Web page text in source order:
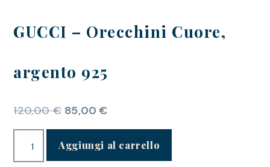
GUCCI – Orecchini Cuore,
argento 925
120,00€ 85,00€
Aggiungi al carrello